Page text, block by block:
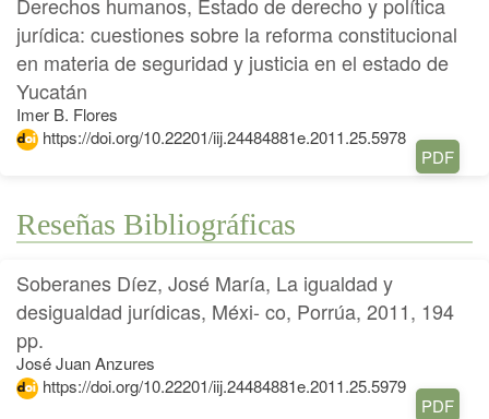
Derechos humanos, Estado de derecho y política
jurídica: cuestiones sobre la reforma constitucional
en materia de seguridad y justicia en el estado de
Yucatán
Imer B. Flores
https://doi.org/10.22201/iij.24484881e.2011.25.5978
PDF
Reseñas Bibliográficas
Soberanes Díez, José María, La igualdad y
desigualdad jurídicas, Méxi- co, Porrúa, 2011, 194
pp.
José Juan Anzures
https://doi.org/10.22201/iij.24484881e.2011.25.5979
PDF